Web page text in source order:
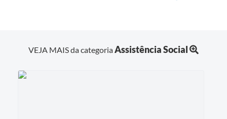
VEJA MAIS da categoriaAssistência Social